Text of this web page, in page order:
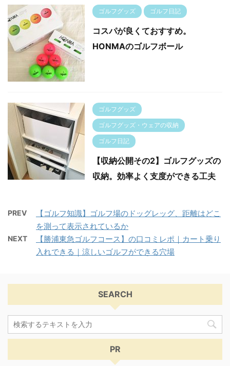
ゴルフグッズ ゴルフ日記
コスパが良くておすすめ。
HONMAのゴルフボール
ゴルフグッズ
ゴルフグッズ・ウェアの収納
ゴルフ日記
【収納公開その2】ゴルフグッズの
収納。効率よく支度ができる工夫
PREV
【ゴルフ知識】ゴルフ場のドッグレッグ、距離はどこ
を測って表示されているか
NEXT
【勝浦東急ゴルフコース】の口コミレポ｜カート乗り
入れできる｜涼しいゴルフができる穴場
SEARCH
PR